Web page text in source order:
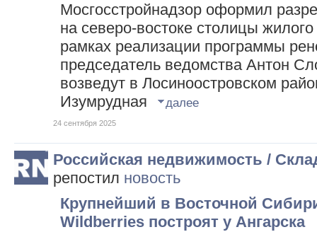
Мосгосстройнадзор оформил
на северо-востоке столицы
рамках реализации программы
председатель ведомства Антон
возведут в Лосиноостровском
Изумрудная
далее
24 сентября 2025
Российская недвижимость /
репостил новость
Крупнейший в Восточной
Wildberries построят у Ангарска